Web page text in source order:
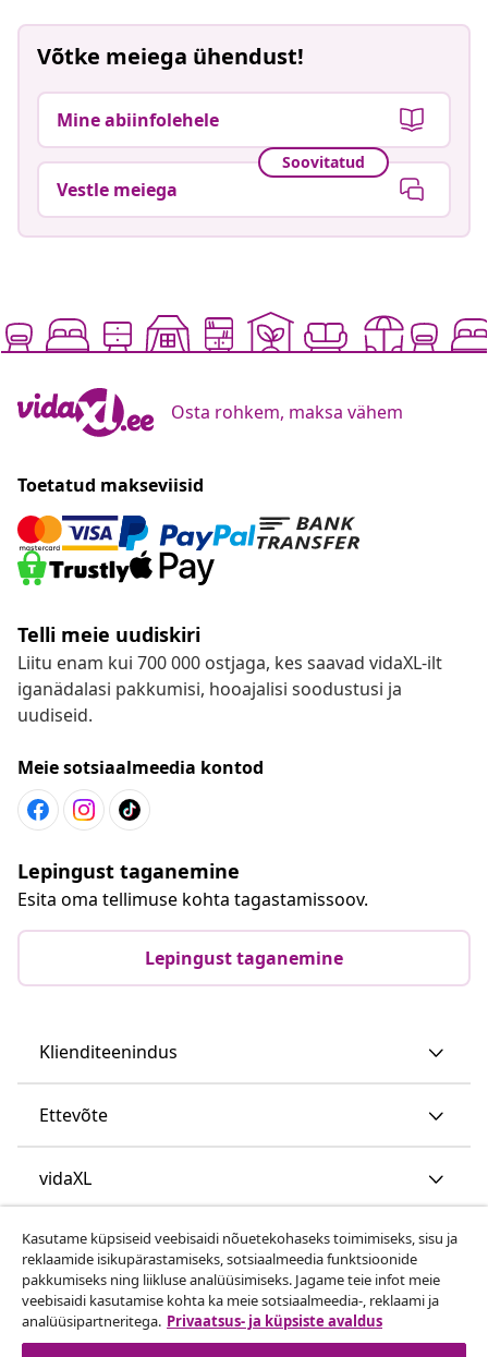
Võtke meiega ühendust!
Mine abiinfolehele
Soovitatud
Vestle meiega
Osta rohkem, maksa vähem
Toetatud makseviisid
Telli meie uudiskiri
Liitu enam kui 700 000 ostjaga, kes saavad vidaXL-ilt
iganädalasi pakkumisi, hooajalisi soodustusi ja
uudiseid.
Meie sotsiaalmeedia kontod
Lepingust taganemine
Esita oma tellimuse kohta tagastamissoov.
Lepingust taganemine
Klienditeenindus
Ettevõte
vidaXL
Vaata rohkem
Kasutame küpsiseid veebisaidi nõuetekohaseks toimimiseks, sisu ja
reklaamide isikupärastamiseks, sotsiaalmeedia funktsioonide
pakkumiseks ning liikluse analüüsimiseks. Jagame teie infot meie
veebisaidi kasutamise kohta ka meie sotsiaalmeedia-, reklaami ja
analüüsipartneritega. Privaatsus- ja küpsiste avaldus